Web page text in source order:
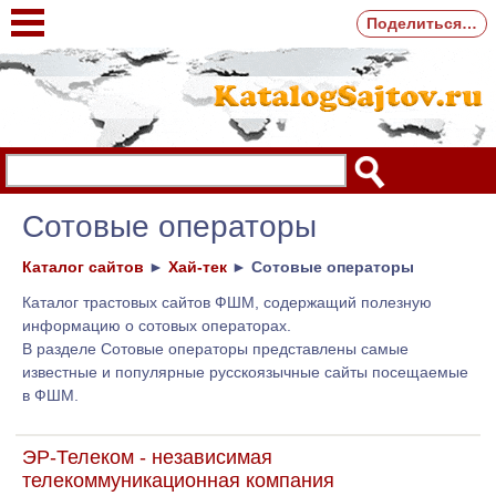
Сотовые операторы
Каталог сайтов ► Хай-тек ► Сотовые операторы
Каталог трастовых сайтов ФШМ, содержащий полезную
информацию о сотовых операторах.
В разделе Сотовые операторы представлены самые
известные и популярные русскоязычные сайты посещаемые
в ФШМ.
ЭР-Телеком - независимая
телекоммуникационная компания
Поделиться…